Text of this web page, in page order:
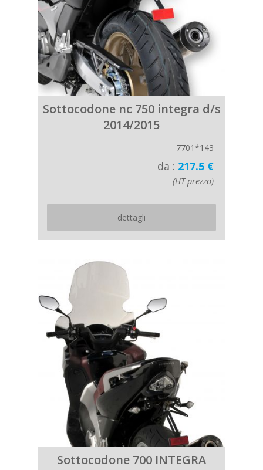
Sottocodone nc 750 integra d/s
2014/2015
7701*143
da : 217.5 €
(HT prezzo)
dettagli
Sottocodone 700 INTEGRA